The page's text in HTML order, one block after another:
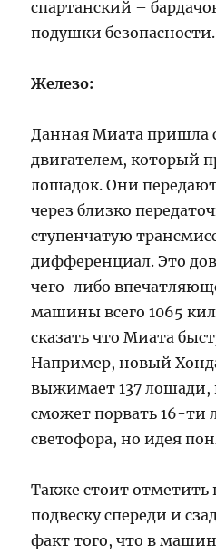
спартанский –
подушки безопасности.
Железо:
Данная Миата пришла
двигателем, который
лошадок. Они
через близко
ступенчатую
дифференциал. Это
чего-либо
машины всего 1065
сказать что Миата
Например, новый
выжимает 137 лошади,
сможет порвать 16-ти
светофора, но идея
Также стоит
подвеску спереди и
факт того, что в